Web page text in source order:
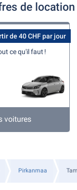
de
de 40 CHF par jour
ce qu'il faut !
voitures
Pirkanmaa